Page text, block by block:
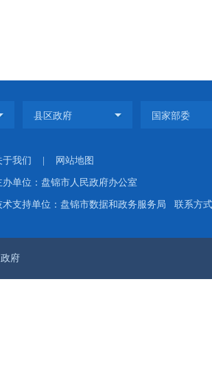
于我们 网站地图
办单位：盘锦市人民政府办公室
术支持单位：盘锦市数据和政务服务局 联系方
府